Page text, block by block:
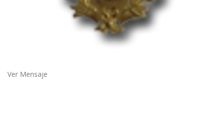
Ver Mensaje